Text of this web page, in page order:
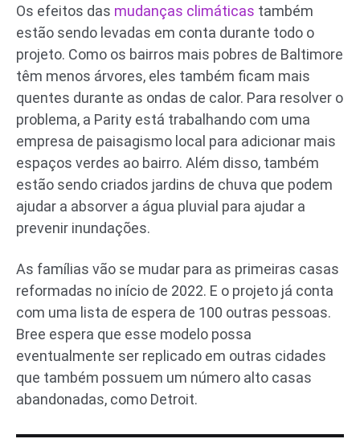
Os efeitos das mudanças climáticas também
estão sendo levadas em conta durante todo o
projeto. Como os bairros mais pobres de Baltimore
têm menos árvores, eles também ficam mais
quentes durante as ondas de calor. Para resolver o
problema, a Parity está trabalhando com uma
empresa de paisagismo local para adicionar mais
espaços verdes ao bairro. Além disso, também
estão sendo criados jardins de chuva que podem
ajudar a absorver a água pluvial para ajudar a
prevenir inundações.
As famílias vão se mudar para as primeiras casas
reformadas no início de 2022. E o projeto já conta
com uma lista de espera de 100 outras pessoas.
Bree espera que esse modelo possa
eventualmente ser replicado em outras cidades
que também possuem um número alto casas
abandonadas, como Detroit.